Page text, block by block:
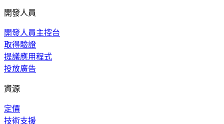
開發人員
開發人員主控台
取得驗證
提議應用程式
投放廣告
資源
定價
技術支援